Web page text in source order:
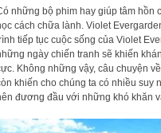
những bộ phim hay giúp tâm hồn
cách chữa lành. Violet
tiếp tục cuộc sống của Violet
ngày chiến tranh sẽ khiến
Không những vậy, câu chuyện
khiến cho chúng ta có nhiều suy
đương đầu với những khó khăn